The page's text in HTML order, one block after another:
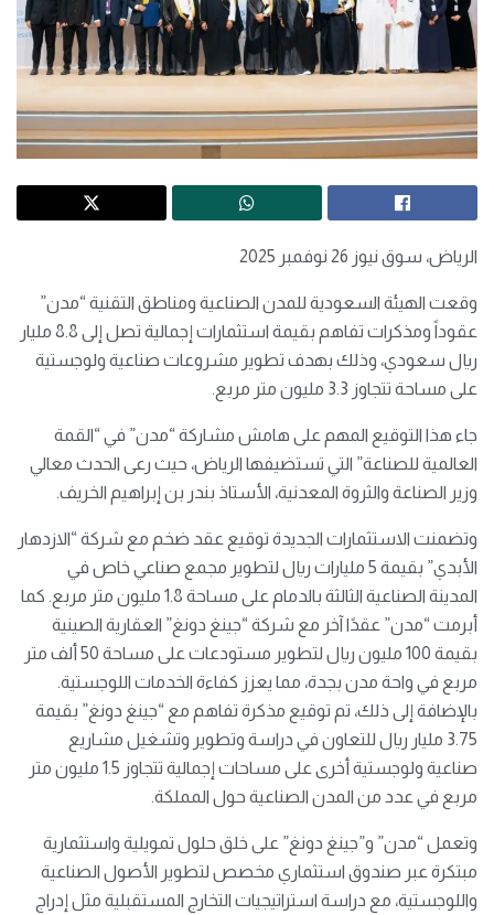
الرياض، سوق نيوز 26 نوفمبر 2025
وقعت الهيئة السعودية للمدن الصناعية ومناطق التقنية “مدن”
عقوداً ومذكرات تفاهم بقيمة استثمارات إجمالية تصل إلى 8.8 مليار
ريال سعودي، وذلك بهدف تطوير مشروعات صناعية ولوجستية
على مساحة تتجاوز 3.3 مليون متر مربع.
جاء هذا التوقيع المهم على هامش مشاركة “مدن” في “القمة
العالمية للصناعة” التي تستضيفها الرياض، حيث رعى الحدث معالي
وزير الصناعة والثروة المعدنية، الأستاذ بندر بن إبراهيم الخريف.
وتضمنت الاستثمارات الجديدة توقيع عقد ضخم مع شركة “الازدهار
الأبدي” بقيمة 5 مليارات ريال لتطوير مجمع صناعي خاص في
المدينة الصناعية الثالثة بالدمام على مساحة 1.8 مليون متر مربع. كما
أبرمت “مدن” عقدًا آخر مع شركة “جينغ دونغ” العقارية الصينية
بقيمة 100 مليون ريال لتطوير مستودعات على مساحة 50 ألف متر
مربع في واحة مدن بجدة، مما يعزز كفاءة الخدمات اللوجستية.
بالإضافة إلى ذلك، تم توقيع مذكرة تفاهم مع “جينغ دونغ” بقيمة
3.75 مليار ريال للتعاون في دراسة وتطوير وتشغيل مشاريع
صناعية ولوجستية أخرى على مساحات إجمالية تتجاوز 1.5 مليون متر
مربع في عدد من المدن الصناعية حول المملكة.
وتعمل “مدن” و”جينغ دونغ” على خلق حلول تمويلية واستثمارية
مبتكرة عبر صندوق استثماري مخصص لتطوير الأصول الصناعية
واللوجستية، مع دراسة استراتيجيات التخارج المستقبلية مثل إدراج